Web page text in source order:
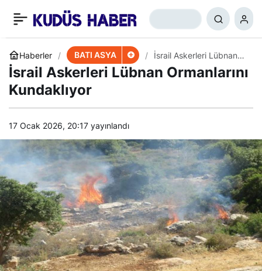
Haberler BATI ASYA
İsrail Askerleri Lübnan
Ormanlarını Kundaklıyor
İsrail Askerleri Lübnan Ormanlarını
Kundaklıyor
17 Ocak 2026, 20:17 yayınlandı
İran Yeni İHA’sını Tanıttı + 0 Paylaş